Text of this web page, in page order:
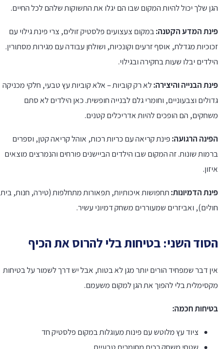
שלך יכול להיות המקום שבו הם יגלו את התשוקות שלהם לכל החיים.
המדע הקטנה:במקום צעצועים פלסטיק זולים, צרי פינת גילוי עם
מגדלת, אוסף זרעים וקונכיות, ושולחן עבודה עם מגירות מסתורין.
יבלו שעות בחקירה ובגילוי.
הבנייה והיצירה:לא רק קוביות – אלא קוביות עץ טבעי, חלקי מכניקה
וצבעוניים, וחומרי גלם לבנייה חופשית. כאן הילדים לא סתם
הם הופכים להיות אדריכלים קטנים.
הרגועה:פינת קריאה עם כריות רכות, אוהל קריאה קטן, וספרים
שונות. זה המקום שבו הילדים הביישנים פורחים והנמרצים מוצאים
הדמיונות:תחפושות איכותיות, תפאורות מתחלפות (טירה, חנות, בית
ואביזרים שמעוררים משחק דמיוני עשיר.
השני: בטיחות בלי להרוס את הכיף
דבר שמפחיד הורים יותר מגן לא בטוח, אבל יש דרך לשמור על בטיחות
בלי להפוך את הגן למקום משעמם.
חכמה:
ציוד עץ מלוטש עם פינות מעוגלות במקום פלסטיק חד